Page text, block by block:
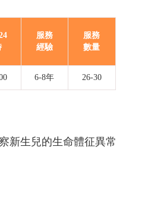
服務
經驗
服務
數量
6-8年 26-30
新生兒的生命體征異常